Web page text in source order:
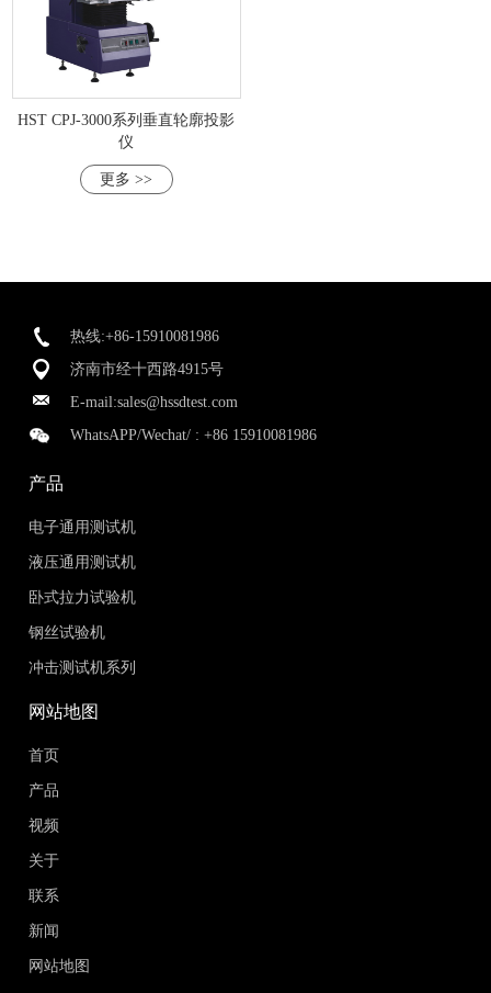
HST CPJ-3000系列垂直轮廓投影
仪
更多 >>
热线:+86-15910081986
济南市经十西路4915号
E-mail:sales@hssdtest.com
WhatsAPP/Wechat/ :+86 15910081986
产品
电子通用测试机
液压通用测试机
卧式拉力试验机
钢丝试验机
冲击测试机系列
网站地图
首页
产品
视频
关于
联系
新闻
网站地图